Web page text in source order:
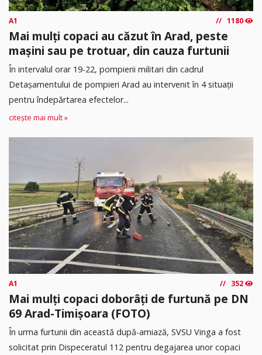
A1 1180
Mai mulți copaci au căzut în Arad, peste
mașini sau pe trotuar, din cauza furtunii
În intervalul orar 19-22, pompierii militari din cadrul
Detașamentului de pompieri Arad au intervenit în 4 situații
pentru îndepărtarea efectelor...
citește mai mult »
A1 352
Mai mulți copaci doborâți de furtună pe DN
69 Arad-Timișoara (FOTO)
În urma furtunii din această după-amiază, SVSU Vinga a fost
solicitat prin Dispeceratul 112 pentru degajarea unor copaci